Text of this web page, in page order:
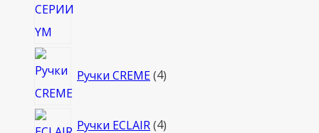
Ручки CREME 4товара
Ручки ECLAIR 44